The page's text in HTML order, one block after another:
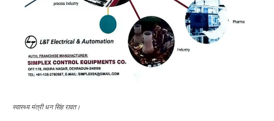
स्वास्थ्य मंत्री धन सिंह रावत।